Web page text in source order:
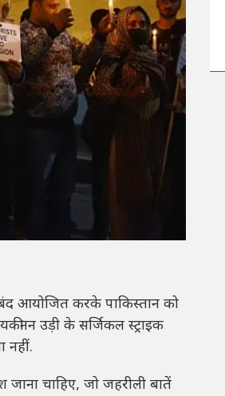
आयोजित करके पाकिस्तान को
उड़ी के सर्जिकल स्ट्राइक
नहीं.
चाहिए, जो जहरीली बातें